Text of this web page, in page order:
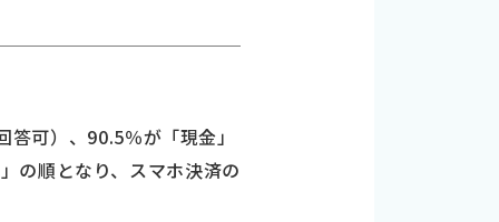
可）、90.5％が「現金」
の順となり、スマホ決済の